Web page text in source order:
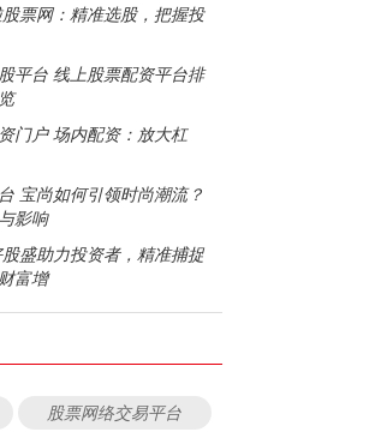
票网：精准选股，把握投
平台 线上股票配资平台排
门户 场内配资：放大杠
宝尚如何引领时尚潮流？
影响
盛助力投资者，精准捕捉
富增
股票网络交易平台